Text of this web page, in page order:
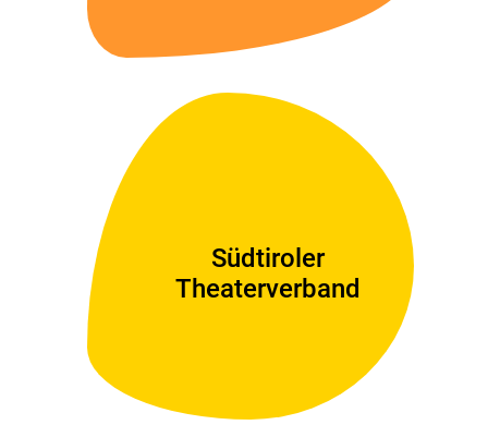
Südtiroler
Theaterverband